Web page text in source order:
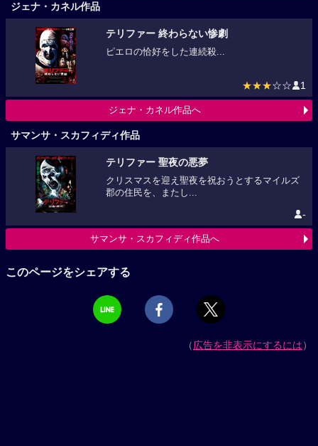
ジェナ・カネル作品
テリファー 終わらない惨劇
ピエロの恰好をした連続殺...
★★★☆☆ 1
ジェナ・カネル作品へ
サマンサ・スカフィディ作品
テリファー 聖夜の悪夢
クリスマスを迎え聖夜を祝おうとするマイルズ
郡の住民を、またし...
-
サマンサ・スカフィディ作品へ
このページをシェアする
（広告を非表示にするには）